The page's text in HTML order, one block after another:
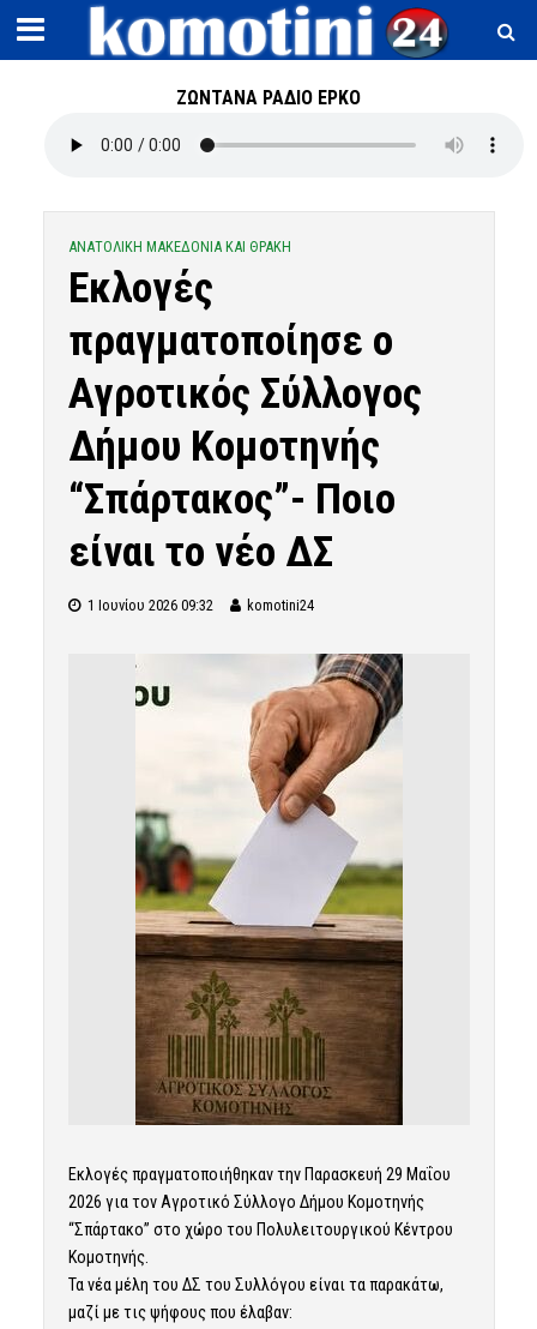
ΖΩΝΤΑΝΑ ΡΑΔΙΟ ΕΡΚΟ
ΑΝΑΤΟΛΙΚΗ ΜΑΚΕΔΟΝΙΑ ΚΑΙ ΘΡΑΚΗ
Εκλογές
πραγματοποίησε ο
Αγροτικός Σύλλογος
Δήμου Κομοτηνής
“Σπάρτακος”- Ποιο
είναι το νέο ΔΣ
1 Ιουνίου 2026 09:32 komotini24
Εκλογές πραγματοποιήθηκαν την Παρασκευή 29 Μαΐου
2026 για τον Αγροτικό Σύλλογο Δήμου Κομοτηνής
“Σπάρτακο” στο χώρο του Πολυλειτουργικού Κέντρου
Κομοτηνής.
Τα νέα μέλη του ΔΣ του Συλλόγου είναι τα παρακάτω,
μαζί με τις ψήφους που έλαβαν: